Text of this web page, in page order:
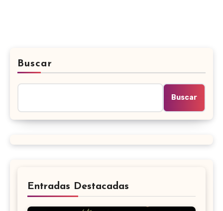
Buscar
Buscar
Entradas Destacadas